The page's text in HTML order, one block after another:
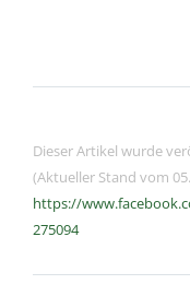
Dieser Artikel wurde
(Aktueller Stand vom
https://
275094